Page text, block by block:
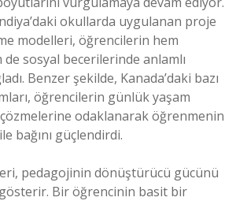
okullarda uygulanan proje
modelleri, öğrencilerin hem
sosyal becerilerinde anlamlı
Benzer şekilde, Kanada’daki bazı
öğrencilerin günlük yaşam
odaklanarak öğrenmenin
bağını güçlendirdi.
pedagojinin dönüştürücü gücünü
Bir öğrencinin basit bir